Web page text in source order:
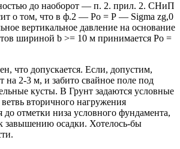
до наоборот — п. 2. прил. 2. СНиП
о том, что в ф.2 — Ро = Р — Sigma zg,0
вертикальное давление на основание
шириной b >= 10 м принимается Ро =
что допускается. Если, допустим,
на 2-3 м, и забито свайное поле под
кусты. В Грунт задаются условные
вторичного нагружения
до отметки низа условного фундамента,
завышению осадки. Хотелось-бы